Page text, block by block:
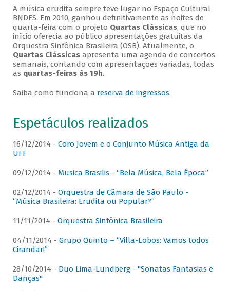
A música erudita sempre teve lugar no Espaço Cultural
BNDES. Em 2010, ganhou definitivamente as noites de
quarta-feira com o projeto Quartas Clássicas, que no
início oferecia ao público apresentações gratuitas da
Orquestra Sinfônica Brasileira (OSB). Atualmente, o
Quartas Clássicasapresenta uma agenda de concertos
semanais, contando com apresentações variadas, todas
as quartas-feiras às 19h.
Saiba como funciona a reserva de ingressos.
Espetáculos realizados
16/12/2014 - Coro Jovem e o Conjunto Música Antiga da
UFF
09/12/2014 - Musica Brasilis - “Bela Música, Bela Época”
02/12/2014 - Orquestra de Câmara de São Paulo -
“Música Brasileira: Erudita ou Popular?”
11/11/2014 - Orquestra Sinfônica Brasileira
04/11/2014 - Grupo Quinto – “Villa-Lobos: Vamos todos
Cirandar!”
28/10/2014 - Duo Lima-Lundberg - "Sonatas Fantasias e
Danças"